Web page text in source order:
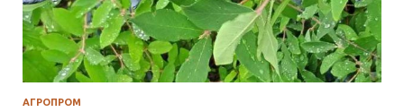
АГРОПРОМ